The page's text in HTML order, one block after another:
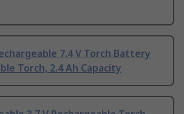
7.4 V Torch Battery
Torch, 2.4 Ah Capacity